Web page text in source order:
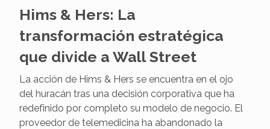
Hims & Hers: La
transformación estratégica
que divide a Wall Street
La acción de Hims & Hers se encuentra en el ojo
del huracán tras una decisión corporativa que ha
redefinido por completo su modelo de negocio. El
proveedor de telemedicina ha abandonado la